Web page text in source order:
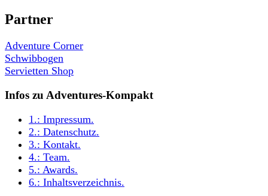
Partner
Adventure Corner
Schwibbogen
Servietten Shop
Infos zu Adventures-Kompakt
1.: Impressum.
2.: Datenschutz.
3.: Kontakt.
4.: Team.
5.: Awards.
6.: Inhaltsverzeichnis.